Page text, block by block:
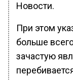
Новости.
При этом
больше
зачастую